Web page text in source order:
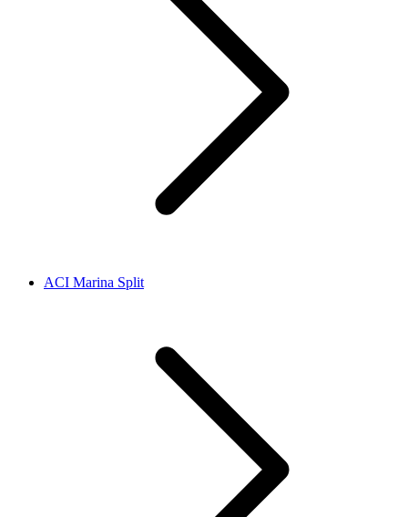
ACI Marina Split